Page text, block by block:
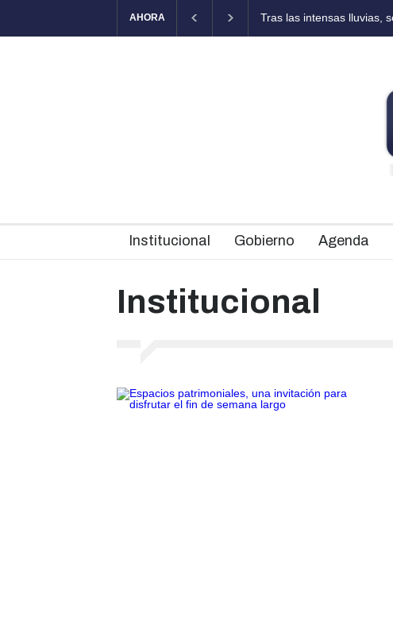
AHORA
Institucional Gobierno Agenda
Institucional